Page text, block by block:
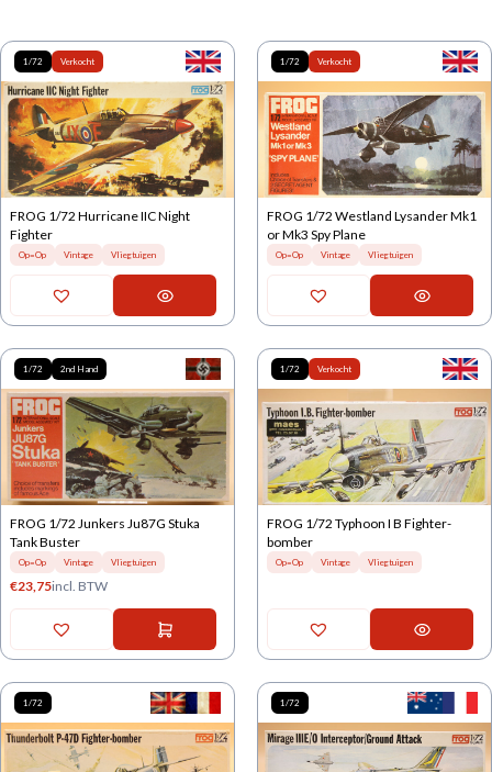
1/72 Verkocht
FROG 1/72 Hurricane IIC Night
Fighter
Op=Op Vintage Vliegtuigen
1/72 Verkocht
FROG 1/72 Westland Lysander Mk1
or Mk3 Spy Plane
Op=Op Vintage Vliegtuigen
1/72 2nd Hand
FROG 1/72 Junkers Ju87G Stuka
Tank Buster
Op=Op Vintage Vliegtuigen
€23,75incl. BTW
1/72 Verkocht
FROG 1/72 Typhoon I B Fighter-
bomber
Op=Op Vintage Vliegtuigen
1/72 1/72